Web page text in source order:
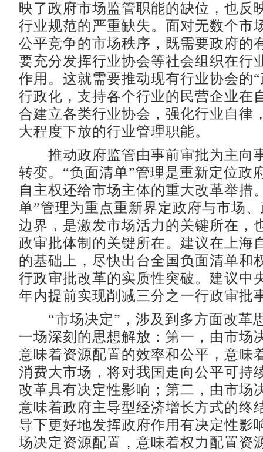
映了政府市场监管职能的缺位，也反
行业规范的严重缺失。面对无数个市
公平竞争的市场秩序，既需要政府的
要充分发挥行业协会等社会组织在行
作用。这就需要推动现有行业协会的
行政化，支持各个行业的民营企业在
合建立各类行业协会，强化行业自律
大程度下放的行业管理职能。
推动政府监管由事前审批为主向
转变。“负面清单”管理是重新定位政
自主权还给市场主体的重大改革举措
单”管理为重点重新界定政府与市场
边界，是激发市场活力的关键所在，
政审批体制的关键所在。建议在上海
的基础上，尽快出台全国负面清单和
行政审批改革的实质性突破。建议中
年内提前实现削减三分之一行政审批
“市场决定”，涉及到多方面改革
一场深刻的思想解放：第一，由市场
意味着资源配置的效率和公平，意味
消费大市场，将对我国走向公平可持
改革具有决定性影响；第二，由市场
意味着政府主导型经济增长方式的终
导下更好地发挥政府作用有决定性影
场决定资源配置，意味着权力配置资